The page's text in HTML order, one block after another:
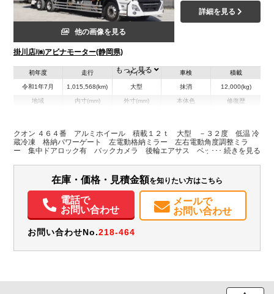
他の画像を見る
掛川店/㈱アビナモーター(静岡県)
詳細を見る
初年度
令和1年7月
走行
1,015,568(km)
サイズ
大型
車検
抹消
積載
12,000(kg)
地域 内寸(mm)
H:2,510
外寸(mm)
H:3,800
本体色 修復歴
装備情報
パワステ
電動格納ミラー
バックモニター
もっと見る
クオン ４６４番 アルミホイール 積載１２ｔ 大型 －３２度 低温 冷
蔵冷凍 格納パワーゲート 左電動格納ミラー 左右電動角度調整ミラ
ー 集中ドアロック有 バックカメラ 後輪エアサス ベット ２デフ
在庫・価格・見積金額を知りたい方はこちら
電話で
お問い合わせ
メールで
お問い合わせ
お問い合わせNo.218-464